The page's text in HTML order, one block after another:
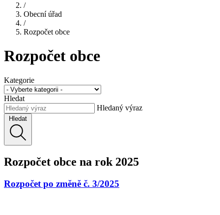
/
Obecní úřad
/
Rozpočet obce
Rozpočet obce
Kategorie
Hledat
Hledaný výraz
Hledat
Rozpočet obce na rok 2025
Rozpočet po změně č. 3/2025